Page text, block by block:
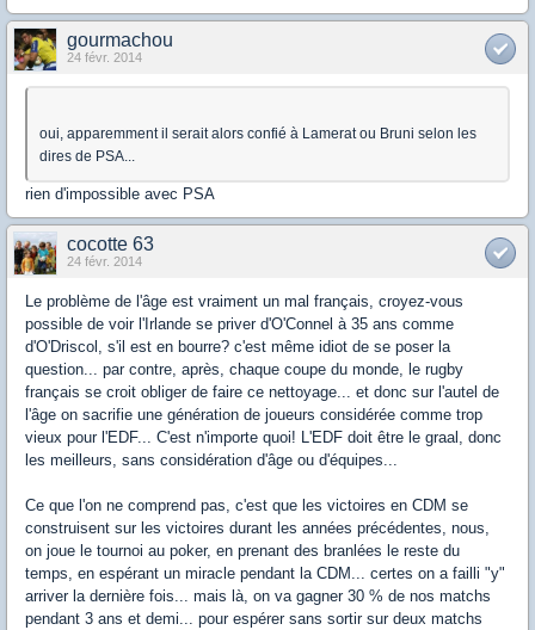
gourmachou
24 févr. 2014
oui, apparemment il serait alors confié à Lamerat ou Bruni selon les
dires de PSA...
rien d'impossible avec PSA
cocotte 63
24 févr. 2014
Le problème de l'âge est vraiment un mal français, croyez-vous
possible de voir l'Irlande se priver d'O'Connel à 35 ans comme
d'O'Driscol, s'il est en bourre? c'est même idiot de se poser la
question... par contre, après, chaque coupe du monde, le rugby
français se croit obliger de faire ce nettoyage... et donc sur l'autel de
l'âge on sacrifie une génération de joueurs considérée comme trop
vieux pour l'EDF... C'est n'importe quoi! L'EDF doit être le graal, donc
les meilleurs, sans considération d'âge ou d'équipes...
Ce que l'on ne comprend pas, c'est que les victoires en CDM se
construisent sur les victoires durant les années précédentes, nous,
on joue le tournoi au poker, en prenant des branlées le reste du
temps, en espérant un miracle pendant la CDM... certes on a failli "y"
arriver la dernière fois... mais là, on va gagner 30 % de nos matchs
pendant 3 ans et demi... pour espérer sans sortir sur deux matchs